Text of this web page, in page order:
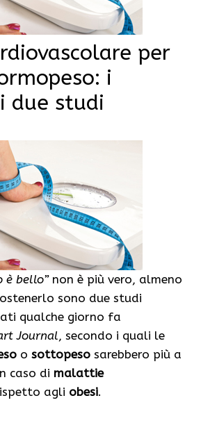
per
i
due studi
è bello”non è più vero, almeno
sono due studi
qualche giorno fa
Journal, secondo i quali le
o sottopeso sarebbero più a
caso di malattie
agli obesi.